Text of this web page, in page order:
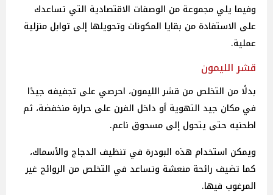
وفيما يلي مجموعة من الوصفات الاقتصادية التي تساعدك
على الاستفادة من بقايا المكونات وتحويلها إلى توابل منزلية
عملية.
قشر الليمون
بدلًا من التخلص من قشر الليمون، احرصي على تجفيفه جيدًا
في مكان جيد التهوية أو داخل الفرن على حرارة منخفضة، ثم
اطحنيه حتى يتحول إلى مسحوق ناعم.
ويمكن استخدام هذه البودرة في تنظيف الدجاج والأسماك،
كما تضيف رائحة منعشة وتساعد في التخلص من الروائح غير
المرغوب فيها.